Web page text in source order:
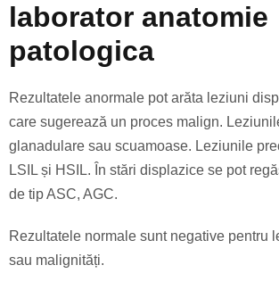
laborator anatomie
patologica
Rezultatele anormale pot arăta leziuni
care sugerează un proces malign.
glanadulare sau scuamoase. Leziunile
LSIL și HSIL. În stări displazice se pot
de tip ASC, AGC.
Rezultatele normale sunt negative pentru
sau malignități.